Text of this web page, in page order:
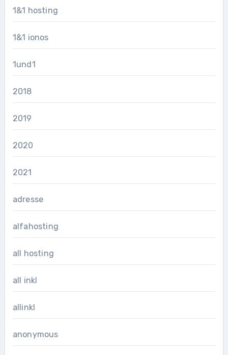
1&1 hosting
1&1 ionos
1und1
2018
2019
2020
2021
adresse
alfahosting
all hosting
all inkl
allinkl
anonymous